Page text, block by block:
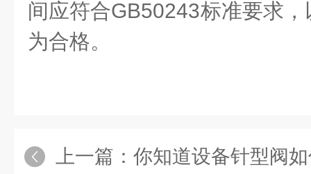
间应符合GB50243标准要求
为合格。
上一篇： 你知道设备针型阀